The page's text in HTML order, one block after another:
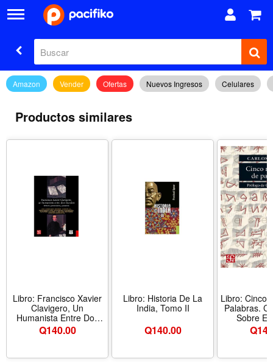
Amazon Vender Ofertas Nuevos Ingresos Celulares
Productos similares
Libro: Francisco Xavier
Clavigero, Un
Humanista Entre Dos
Mundos
Q140.00
Libro: Historia De La
India, Tomo II
Q140.00
Libro: Cinco
Palabras.
Sobre El
Q